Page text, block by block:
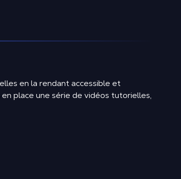
en la rendant accessible et
place une série de vidéos tutorielles,